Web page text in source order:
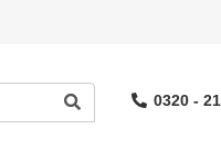
0320 -